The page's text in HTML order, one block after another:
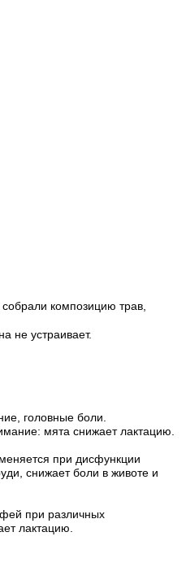
композицию трав,
не устраивает.
головные боли.
мята снижает лактацию.
при дисфункции
снижает боли в животе и
при различных
лактацию.